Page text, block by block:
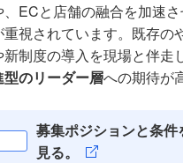
、ECと店舗の融合を加速さ
重視されています。既存の
制度の導入を現場と伴走
のリーダー層への期待が
募集ポジションと条
見る。